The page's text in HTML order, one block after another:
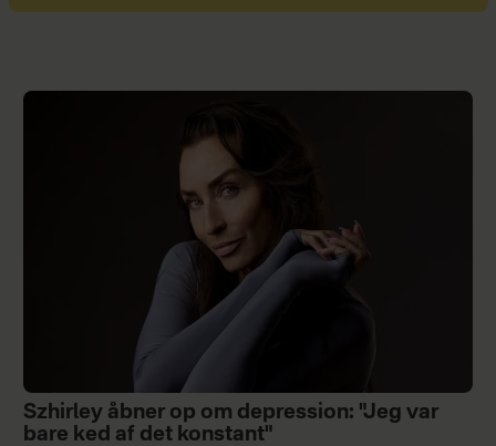
Szhirley åbner op om depression: "Jeg var
bare ked af det konstant"